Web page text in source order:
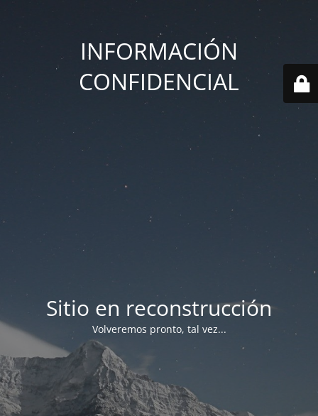
INFORMACIÓN
CONFIDENCIAL
Sitio en reconstrucción
Volveremos pronto, tal vez...